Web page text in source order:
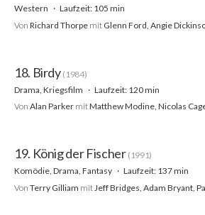
Western
Laufzeit: 105 min
Von Richard Thorpe mit Glenn Ford, Angie
18. Birdy (1984)
Drama, Kriegsfilm
Laufzeit: 120 min
Von Alan Parker mitMatthew Modine, Nicolas
19. König der Fischer (1991)
Komödie, Drama, Fantasy
Laufzeit: 137 min
Von Terry Gilliam mit Jeff Bridges, Adam Bryant,